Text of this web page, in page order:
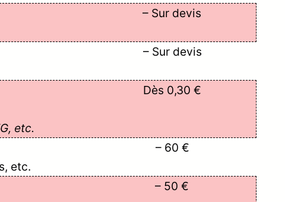
– Sur devis
– Sur devis
etc.
Dès 0,30 €
etc.
– 60 €
– 50 €